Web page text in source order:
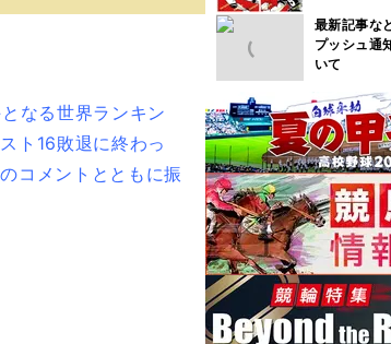
なる世界ランキン
ト16敗退に終わっ
コメントとともに振
最新記事な
プッシュ通
いて